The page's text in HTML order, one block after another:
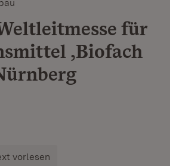
für
‚Biofach
vorlesen